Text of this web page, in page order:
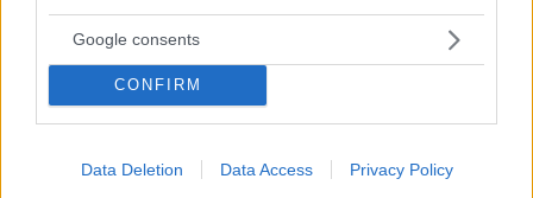
Google consents
CONFIRM
Data Deletion Data Access Privacy Policy